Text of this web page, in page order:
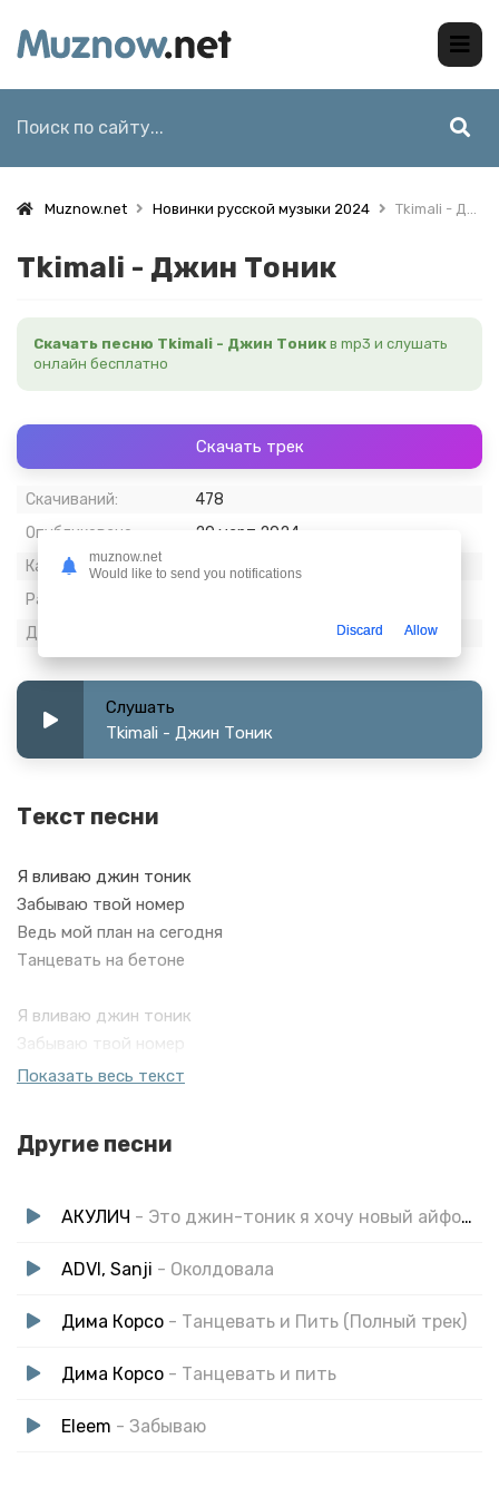
Muznow.net Новинки русской музыки 2024 Tkimali - Джин Тоник
Tkimali - Джин Тоник
Скачать песню Tkimali - Джин Тоник в mp3 и слушать
онлайн бесплатно
Скачать трек
Скачиваний:
478
Опубликовано:
20 март 2024
Качество:
128 kbps, Stereo
Размер:
Длительность:
Слушать
Tkimali - Джин Тоник
Текст песни
Я вливаю джин тоник
Забываю твой номер
Ведь мой план на сегодня
Танцевать на бетоне
Я вливаю джин тоник
Забываю твой номер
Ведь мой план на сегодня
Забываю твой номер
Танцевать на бетоне
Показать весь текст
Другие песни
АКУЛИЧ - Это джин-тоник я хочу новый айфончик
ADVI, Sanji - Околдовала
Дима Корсо - Танцевать и Пить (Полный трек)
Дима Корсо - Танцевать и пить
Eleem - Забываю
muznow.net
Would like to send you notifications
Discard Allow